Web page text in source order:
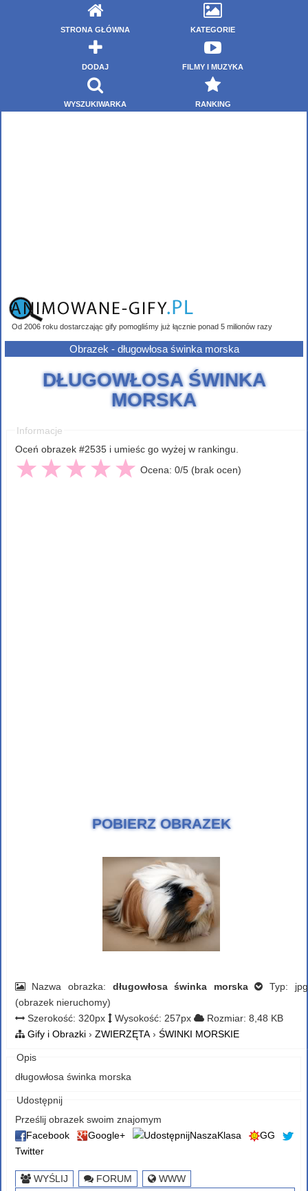
STRONA GŁÓWNA KATEGORIE
DODAJ FILMY I MUZYKA
WYSZUKIWARKA RANKING
Od 2006 roku dostarczając gify pomogliśmy już łącznie ponad 5 milionów razy
Obrazek - długowłosa świnka morska
DŁUGOWŁOSA ŚWINKA
MORSKA
Informacje
Oceń obrazek #2535 i umieśc go wyżej w rankingu.
Ocena: 0/5 (brak ocen)
POBIERZ OBRAZEK
Nazwa obrazka: długowłosa świnka morska
Typ: jpg
(obrazek nieruchomy)
Szerokość: 320px Wysokość: 257px
Rozmiar: 8,48 KB
Gify i Obrazki› ZWIERZĘTA › ŚWINKI MORSKIE
Opis
długowłosa świnka morska
Udostępnij
Prześlij obrazek swoim znajomym
Facebook
Google+ NaszaKlasa
GG
Twitter
WYŚLIJ FORUM WWW